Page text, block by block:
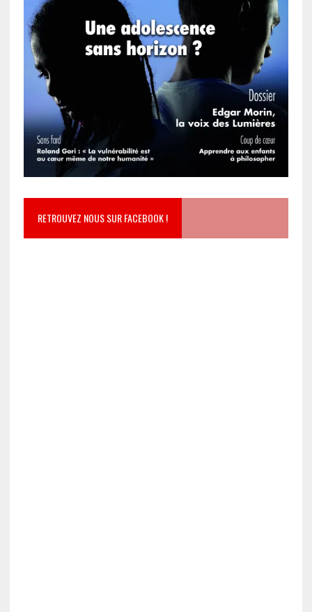
RETROUVEZ NOUS SUR FACEBOOK !